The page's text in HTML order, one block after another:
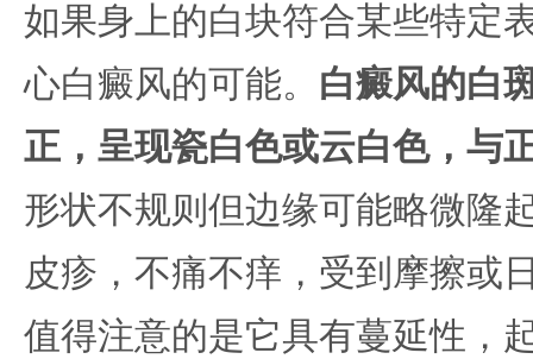
如果身上的白块符合某些特定
心白癜风的可能。 白癜风的白
正，呈现瓷白色或云白色，与
形状不规则但边缘可能略微隆
皮疹，不痛不痒，受到摩擦或
值得注意的是它具有蔓延性，